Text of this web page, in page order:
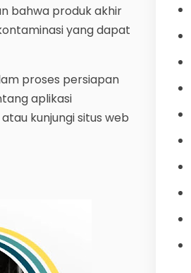
bahwa produk akhir
yang dapat
proses persiapan
aplikasi
kunjungi situs web